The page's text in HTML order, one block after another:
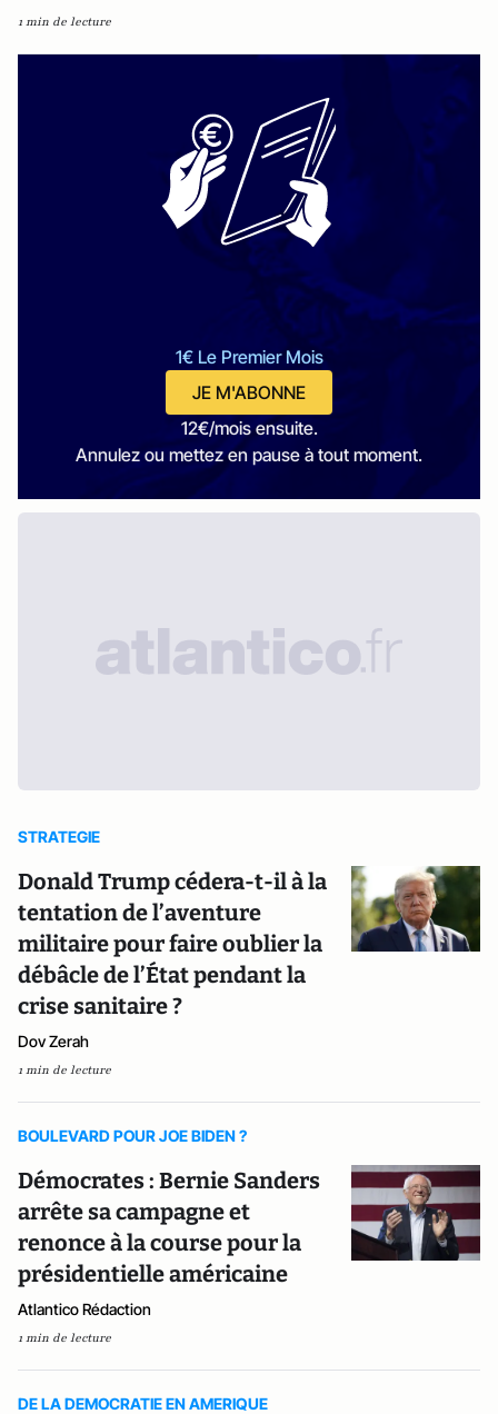
1 min de lecture
1€ Le Premier Mois
JE M'ABONNE
12€/mois ensuite.
Annulez ou mettez en pause à tout moment.
STRATEGIE
Donald Trump cédera-t-il à la
tentation de l’aventure
militaire pour faire oublier la
débâcle de l’État pendant la
crise sanitaire ?
Dov Zerah
1 min de lecture
BOULEVARD POUR JOE BIDEN ?
Démocrates : Bernie Sanders
arrête sa campagne et
renonce à la course pour la
présidentielle américaine
Atlantico Rédaction
1 min de lecture
DE LA DEMOCRATIE EN AMERIQUE